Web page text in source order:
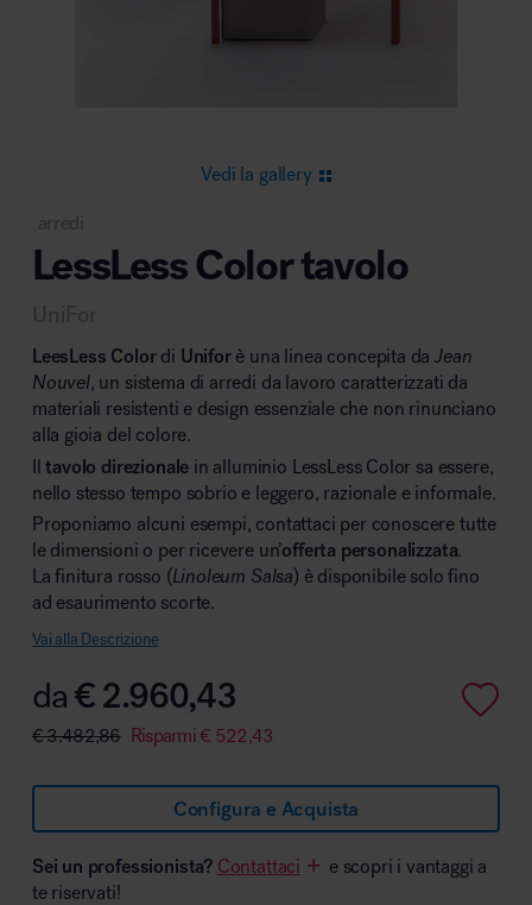
Area lounge e attesa
Area outdoor
Area hospitality
Vedi la gallery
arredi
LessLess Color tavolo
UniFor
LeesLess Colordi Uniforè una linea concepita daJean
Nouvel, un sistema di arredi da lavoro caratterizzati da
materiali resistenti e design essenziale che non rinunciano
alla gioia del colore.
Iltavolo direzionale in alluminio LessLess Color sa essere,
nello stesso tempo sobrio e leggero, razionale e informale.
Proponiamo alcuni esempi, contattaci per conoscere tutte
le dimensioni o per ricevere un’offerta personalizzata.
La finitura rosso (Linoleum Salsa) è disponibile solo fino
ad esaurimento scorte.
Vai alla Descrizione
da€2.960,43
€3.482,86 Risparmi€ 522,43
Configura e Acquista
Sei un professionista? Contattaci
e scopri i vantaggi a
te riservati!